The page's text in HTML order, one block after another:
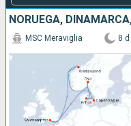
NORUEGA,
MSC Meraviglia 8 d